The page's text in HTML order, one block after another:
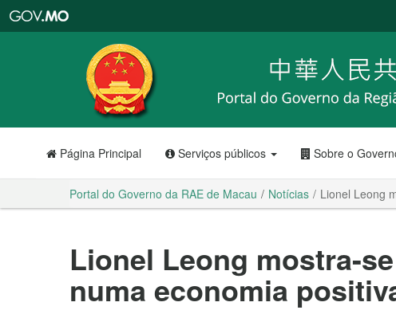
RAE
de
Macau
Página Principal Serviços públicos Sobre o
Portal do Governo da RAE de Macau Notícias Lionel Leong
Lionel Leong mostra-
numa economia